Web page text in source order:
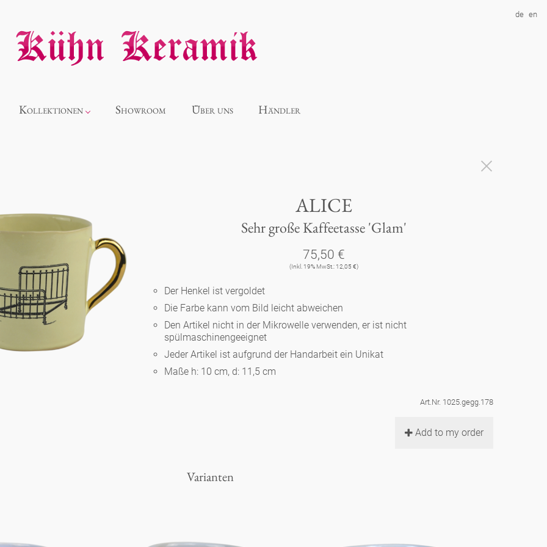
de en
Kollektionen
Panthéon
Souvenir
Berlin
Slumberland
Showroom Über uns Händler
ALICE
Sehr große Kaffeetasse 'Glam'
75,50 €
(Inkl. 19% MwSt.: 12,05 €)
Der Henkel ist vergoldet
Die Farbe kann vom Bild leicht abweichen
Den Artikel nicht in der Mikrowelle verwenden, er ist nicht
spülmaschinengeeignet
Jeder Artikel ist aufgrund der Handarbeit ein Unikat
Maße h: 10 cm, d: 11,5 cm
Art.Nr. 1025.gegg.178
Add to my order
Varianten